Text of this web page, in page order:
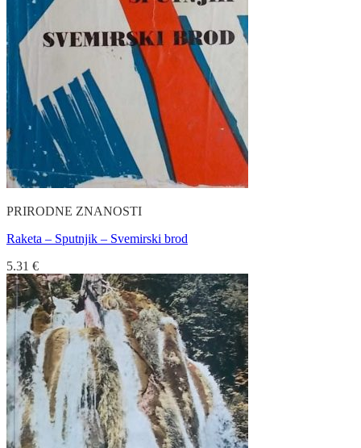
PRIRODNE ZNANOSTI
Raketa – Sputnjik – Svemirski brod
5.31 €